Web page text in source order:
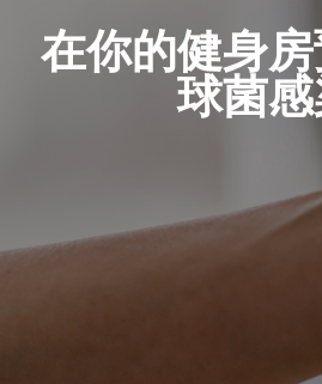
在你的健身
球菌